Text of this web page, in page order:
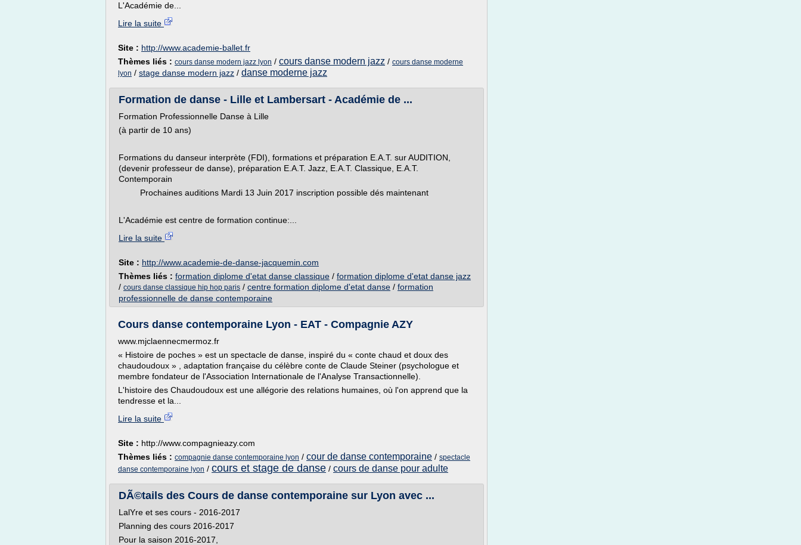
L'Académie de...
Lire la suite
Site : http://www.academie-ballet.fr
Thèmes liés : cours danse modern jazz lyon / cours danse modern jazz / cours danse moderne
lyon / stage danse modern jazz / danse moderne jazz
Formation de danse - Lille et Lambersart - Académie de ...
Formation Professionnelle Danse à Lille
(à partir de 10 ans)
Formations du danseur interprète (FDI), formations et préparation E.A.T. sur AUDITION,
(devenir professeur de danse), préparation E.A.T. Jazz, E.A.T. Classique, E.A.T.
Contemporain
Prochaines auditions Mardi 13 Juin 2017 inscription possible dés maintenant
L'Académie est centre de formation continue:...
Lire la suite
Site : http://www.academie-de-danse-jacquemin.com
Thèmes liés : formation diplome d'etat danse classique / formation diplome d'etat danse jazz
/ cours danse classique hip hop paris / centre formation diplome d'etat danse / formation
professionnelle de danse contemporaine
Cours danse contemporaine Lyon - EAT - Compagnie AZY
www.mjclaennecmermoz.fr
« Histoire de poches » est un spectacle de danse, inspiré du « conte chaud et doux des
chaudoudoux » , adaptation française du célèbre conte de Claude Steiner (psychologue et
membre fondateur de l'Association Internationale de l'Analyse Transactionnelle).
L'histoire des Chaudoudoux est une allégorie des relations humaines, où l'on apprend que la
tendresse et la...
Lire la suite
Site : http://www.compagnieazy.com
Thèmes liés : compagnie danse contemporaine lyon / cour de danse contemporaine / spectacle
danse contemporaine lyon / cours et stage de danse / cours de danse pour adulte
DÃ©tails des Cours de danse contemporaine sur Lyon avec ...
LalYre et ses cours - 2016-2017
Planning des cours 2016-2017
Pour la saison 2016-2017,